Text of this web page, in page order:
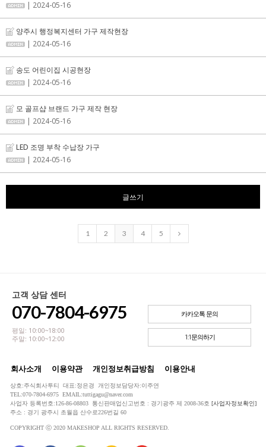
| 2024-05-16
양주시 행정복지센터 가구 제작현장
| 2024-05-16
송도 어린이집 시공현장
| 2024-05-16
모 골프샵 브랜드 가구 제작 현장
| 2024-05-16
LED 조명 부착 수납장 가구
| 2024-05-16
글쓰기
1 2 3 4 5
고객 상담 센터
070-7804-6975
평일: 10:00~18:00
주말: 10:00~12:00
카카오톡 문의
1:1문의하기
회사소개 이용약관 개인정보취급방침 이용안내
상호:주식회사투티 대표:정은경 개인정보담당자:이주연
TEL:070-7804-6975 EMAIL:tuttigagu@naver.com
사업자 등록번호:126-86-08803 통신판매업신고번호 : 경기광주 제 2008-36호 [사업자정보확인]
주소 : 경기 광주시 초월읍 산수로226번길 60
COPYRIGHT ⓒ 2020 MAKESHOP ALL RIGHTS RESERVED.